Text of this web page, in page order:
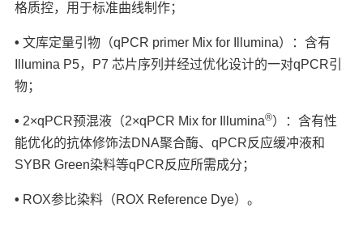
格质控，用于标准曲线制作；
• 文库定量引物（qPCR primer Mix for Illumina）：含有
Illumina P5，P7 芯片序列并经过优化设计的一对qPCR引
物；
• 2×qPCR预混液（2×qPCR Mix for Illumina®）：含有性
能优化的抗体修饰法DNA聚合酶、qPCR反应缓冲液和
SYBR Green染料等qPCR反应所需成分；
• ROX参比染料（ROX Reference Dye）。